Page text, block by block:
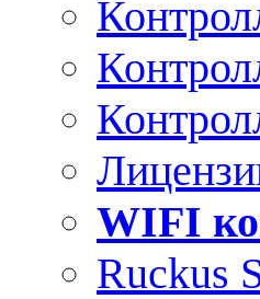
WIFI
Ruckus